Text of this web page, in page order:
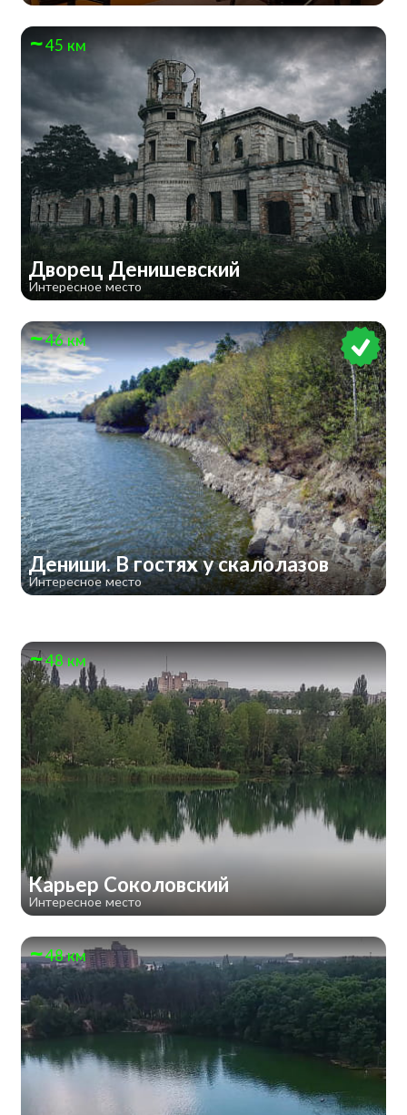
45 км
Дворец Денишевский
Интересное место
46 км
Дениши. В гостях у скалолазов
Интересное место
48 км
Карьер Соколовский
Интересное место
48 км